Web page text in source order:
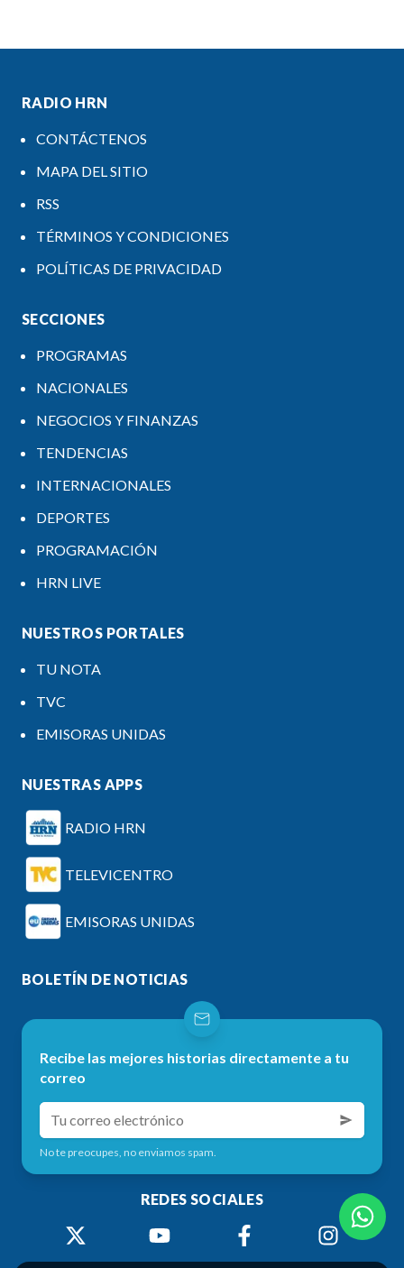
RADIO HRN
CONTÁCTENOS
MAPA DEL SITIO
RSS
TÉRMINOS Y CONDICIONES
POLÍTICAS DE PRIVACIDAD
SECCIONES
PROGRAMAS
NACIONALES
NEGOCIOS Y FINANZAS
TENDENCIAS
INTERNACIONALES
DEPORTES
PROGRAMACIÓN
HRN LIVE
NUESTROS PORTALES
TU NOTA
TVC
EMISORAS UNIDAS
NUESTRAS APPS
RADIO HRN
TELEVICENTRO
EMISORAS UNIDAS
BOLETÍN DE NOTICIAS
Recibe las mejores historias directamente a tu
correo
No te preocupes, no enviamos spam.
REDES SOCIALES